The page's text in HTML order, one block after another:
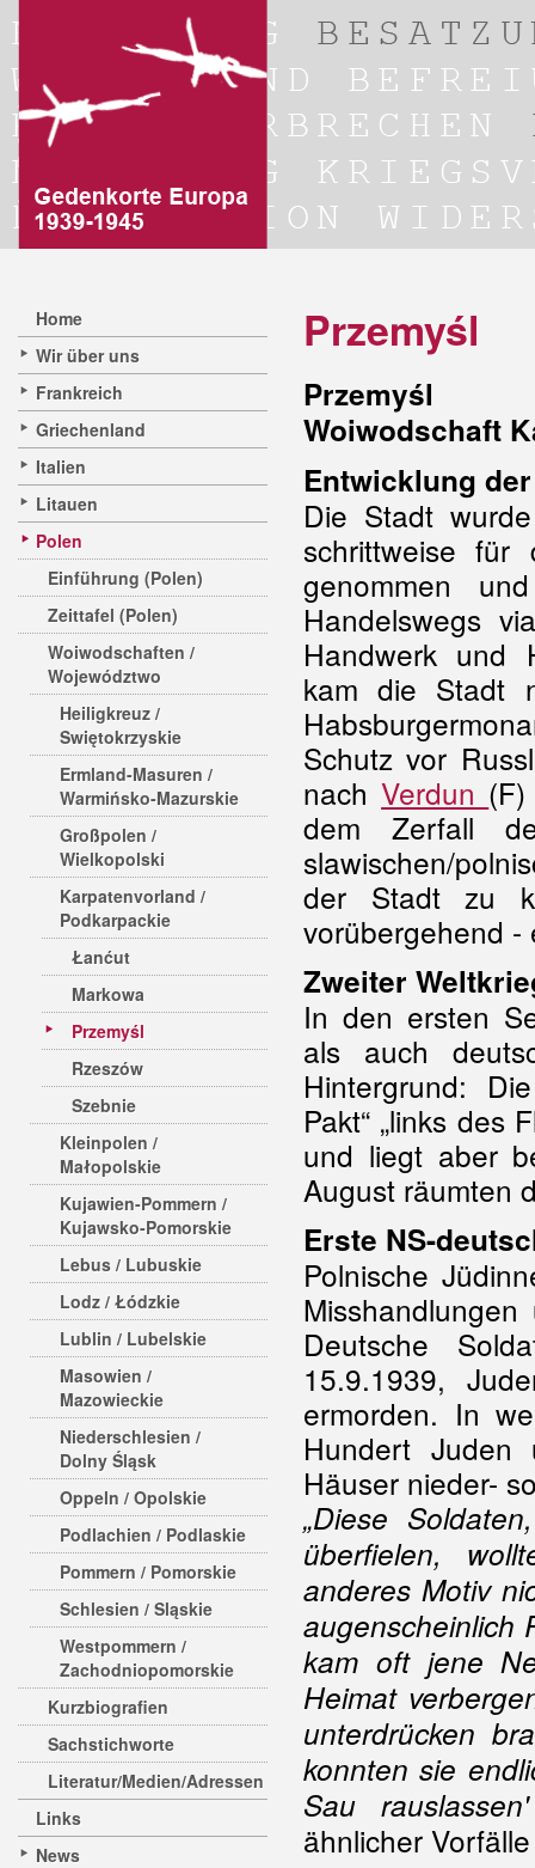
Home
Wir über uns
Frankreich
Griechenland
Italien
Litauen
Polen
Einführung (Polen)
Zeittafel (Polen)
Woiwodschaften /
Województwo
Heiligkreuz /
Swiętokrzyskie
Ermland-Masuren /
Warmińsko-Mazurskie
Großpolen /
Wielkopolski
Karpatenvorland /
Podkarpackie
Łanćut
Markowa
Przemyśl
Rzeszów
Szebnie
Kleinpolen /
Małopolskie
Kujawien-Pommern /
Kujawsko-Pomorskie
Lebus / Lubuskie
Lodz / Łódzkie
Lublin / Lubelskie
Masowien /
Mazowieckie
Niederschlesien /
Dolny Śląsk
Oppeln / Opolskie
Podlachien / Podlaskie
Pommern / Pomorskie
Schlesien / Sląskie
Westpommern /
Zachodniopomorskie
Kurzbiografien
Sachstichworte
Literatur/Medien/Adressen
Links
News
Przemyśl
Przemyśl
Woiwodschaft
Entwicklung
Die Stadt
schrittweise für
genommen
Handelswegs
Handwerk und
kam die Stadt
Schutz vor
nachVerdun
dem Zerfall
slawischen/
der Stadt zu
vorübergehend -
Zweiter
In den ersten
als auch
Hintergrund:
Pakt“ „links des
und liegt aber
August räumten
Erste NS-
Polnische
Deutsche
15.9.1939,
ermorden. In
Hundert Juden
Häuser nieder-
„Diese
überfielen,
anderes Motiv
augenscheinlich
kam oft jene
Heimat
unterdrücken
konnten sie
Sau
ähnlicher